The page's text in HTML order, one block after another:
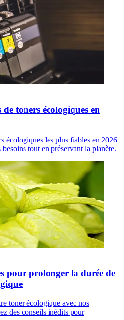
toners écologiques en
écologiques les plus fiables en 2026
tout en préservant la planète.
pour prolonger la durée de
toner écologique avec nos
des conseils inédits pour